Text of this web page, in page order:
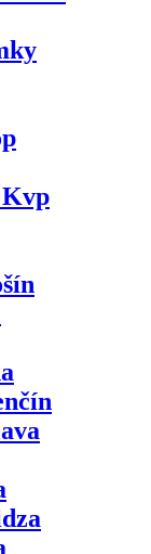
Kvp